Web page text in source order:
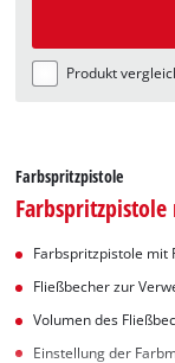
Produkt
Farbspritzpistole
Farbspritzpistole mit
Fließbecher zur
Volumen des
Einstellung der